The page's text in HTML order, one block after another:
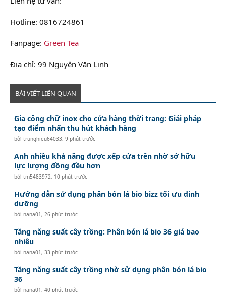
Hotline: 0816724861
Fanpage: Green Tea
Địa chỉ: 99 Nguyễn Văn Linh
BÀI VIẾT LIÊN QUAN
Gia công chữ inox cho cửa hàng thời trang: Giải pháp
tạo điểm nhấn thu hút khách hàng
bởitrunghieu64033,9 phút trước
Anh nhiều khả năng được xếp cửa trên nhờ sở hữu
lực lượng đồng đều hơn
bởitm5483972, 10 phút trước
Hướng dẫn sử dụng phân bón lá bio bizz tối ưu dinh
dưỡng
bởinana01 , 26 phút trước
Tăng năng suất cây trồng: Phân bón lá bio 36 giá bao
nhiêu
bởinana01 ,33 phút trước
Tăng năng suất cây trồng nhờ sử dụng phân bón lá bio
36
bởinana01 ,40 phút trước